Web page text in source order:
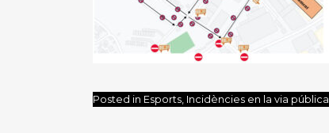
Posted in Esports, Incidències en la via pública